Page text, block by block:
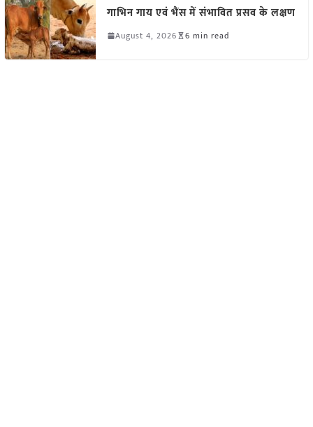
गाभिन गाय एवं भैंस में संभावित प्रसव के लक्षण
August 4, 2026 6 min read